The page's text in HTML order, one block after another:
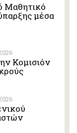
Μαθητικό
μέσα
Κομισιόν